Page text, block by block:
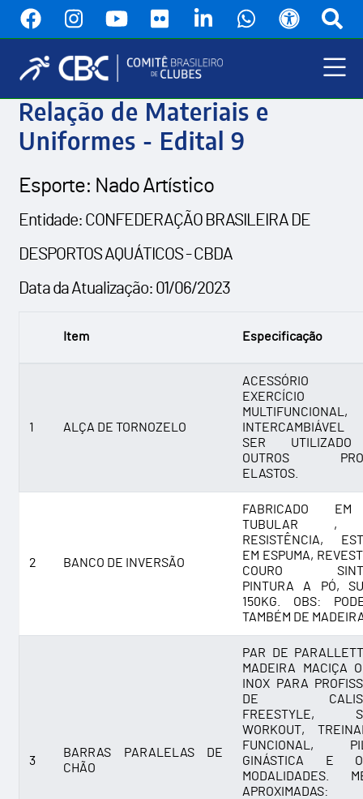
conteúdo
Menu
Principal
Relação de Materiais e
Uniformes - Edital 9
Esporte: Nado Artístico
Entidade: CONFEDERAÇÃO BRASILEIRA DE
DESPORTOS AQUÁTICOS - CBDA
Data da Atualização: 01/06/2023
Item Especificação
1 ALÇA DE TORNOZELO
ACESSÓRIO
EXERCÍCIO
MULTIFUNCIONAL,
SER
OUTROS
ELASTOS.
2 BANCO DE INVERSÃO
FABRICADO
TUBULAR ,
RESISTÊNCIA,
EM ESPUMA,
COURO
PINTURA A PÓ,
150KG. OBS:
TAMBÉM DE
3
BARRAS PARALELAS DE
CHÃO
PAR DE
MADEIRA MACIÇA
INOX PARA
DE
FREESTYLE,
WORKOUT,
FUNCIONAL,
GINÁSTICA E
MODALIDADES.
APROXIMADAS: